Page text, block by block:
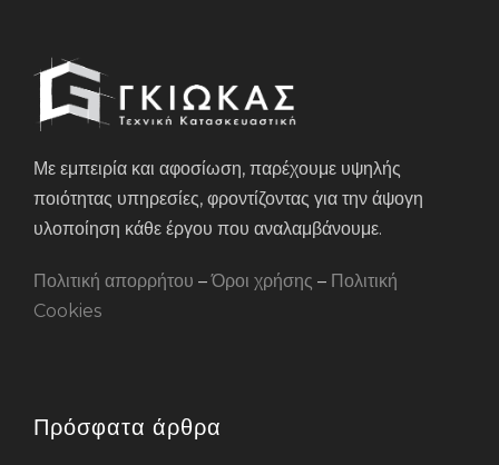
Με εμπειρία και αφοσίωση, παρέχουμε υψηλής
ποιότητας υπηρεσίες, φροντίζοντας για την άψογη
υλοποίηση κάθε έργου που αναλαμβάνουμε.
Πολιτική απορρήτου –Όροι χρήσης – Πολιτική
Cookies
Πρόσφατα άρθρα